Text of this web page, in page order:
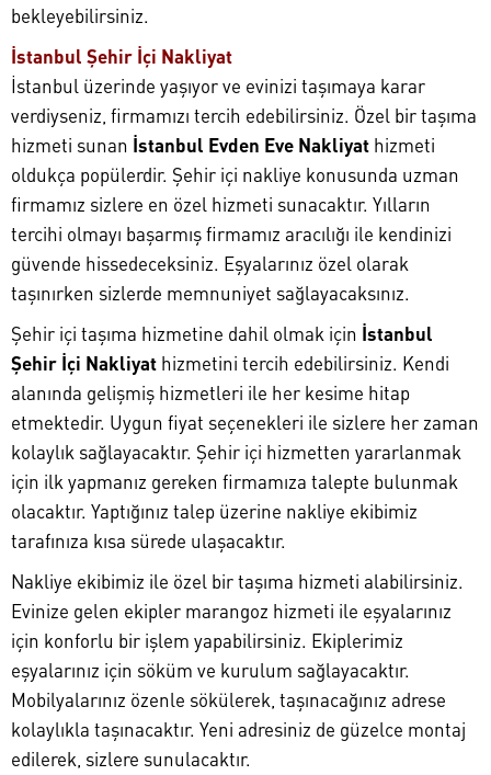
bekleyebilirsiniz.
İstanbul Şehir İçi Nakliyat
İstanbul üzerinde yaşıyor ve evinizi taşımaya karar
verdiyseniz, firmamızı tercih edebilirsiniz. Özel bir taşıma
hizmeti sunan İstanbul Evden Eve Nakliyat hizmeti
oldukça popülerdir. Şehir içi nakliye konusunda uzman
firmamız sizlere en özel hizmeti sunacaktır. Yılların
tercihi olmayı başarmış firmamız aracılığı ile kendinizi
güvende hissedeceksiniz. Eşyalarınız özel olarak
taşınırken sizlerde memnuniyet sağlayacaksınız.
Şehir içi taşıma hizmetine dahil olmak için İstanbul
Şehir İçi Nakliyat hizmetini tercih edebilirsiniz. Kendi
alanında gelişmiş hizmetleri ile her kesime hitap
etmektedir. Uygun fiyat seçenekleri ile sizlere her zaman
kolaylık sağlayacaktır. Şehir içi hizmetten yararlanmak
için ilk yapmanız gereken firmamıza talepte bulunmak
olacaktır. Yaptığınız talep üzerine nakliye ekibimiz
tarafınıza kısa sürede ulaşacaktır.
Nakliye ekibimiz ile özel bir taşıma hizmeti alabilirsiniz.
Evinize gelen ekipler marangoz hizmeti ile eşyalarınız
için konforlu bir işlem yapabilirsiniz. Ekiplerimiz
eşyalarınız için söküm ve kurulum sağlayacaktır.
Mobilyalarınız özenle sökülerek, taşınacağınız adrese
kolaylıkla taşınacaktır. Yeni adresiniz de güzelce montaj
edilerek, sizlere sunulacaktır.